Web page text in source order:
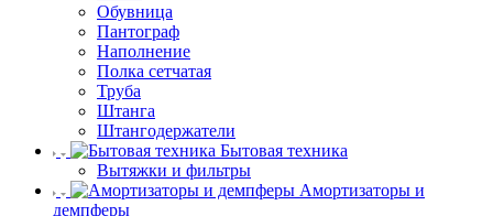
Обувница
Пантограф
Наполнение
Полка сетчатая
Труба
Штанга
Штангодержатели
Бытовая техника
Вытяжки и фильтры
Амортизаторы и
демпферы